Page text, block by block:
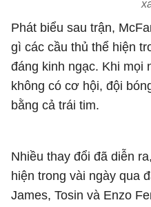
Phát biểu sau trận,
gì các cầu thủ thể hiện
đáng kinh ngạc. Khi mọi
không có cơ hội, đội
bằng cả trái tim.
Nhiều thay đổi đã diễn
hiện trong vài ngày qua
James, Tosin và Enzo